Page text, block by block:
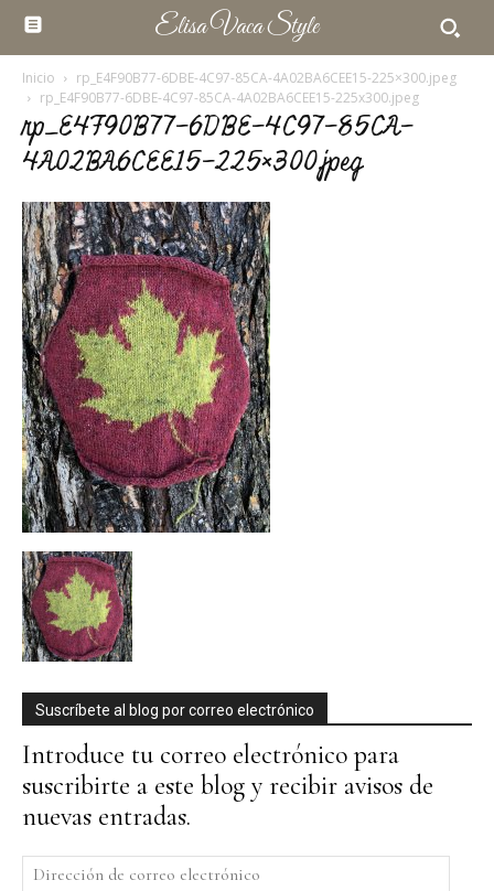
Elisa Vaca Style
Inicio
rp_E4F90B77-6DBE-4C97-85CA-4A02BA6CEE15-225×300.jpeg
rp_E4F90B77-6DBE-4C97-85CA-4A02BA6CEE15-225x300.jpeg
rp_E4F90B77-6DBE-4C97-85CA-
4A02BA6CEE15-225×300.jpeg
Suscríbete al blog por correo electrónico
Introduce tu correo electrónico para
suscribirte a este blog y recibir avisos de
nuevas entradas.
Dirección